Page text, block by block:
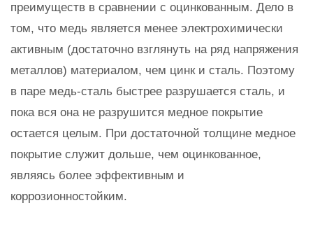
преимуществ в сравнении с оцинкованным. Дело в
том, что медь является менее электрохимически
активным (достаточно взглянуть на ряд напряжения
металлов) материалом, чем цинк и сталь. Поэтому
в паре медь-сталь быстрее разрушается сталь, и
пока вся она не разрушится медное покрытие
остается целым. При достаточной толщине медное
покрытие служит дольше, чем оцинкованное,
являясь более эффективным и
коррозионностойким.